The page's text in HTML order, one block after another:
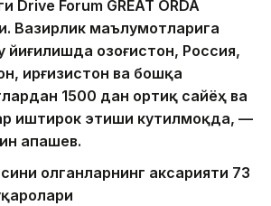
Drive Forum GREAT ORDA
Вазирлик маълумотларига
йиғилишда Қозоғистон, Россия,
Қирғизистон ва бошқа
1500 дан ортиқ сайёҳ ва
иштирок этиши кутилмоқда, —
Қапашев.
олганларнинг аксарияти 73